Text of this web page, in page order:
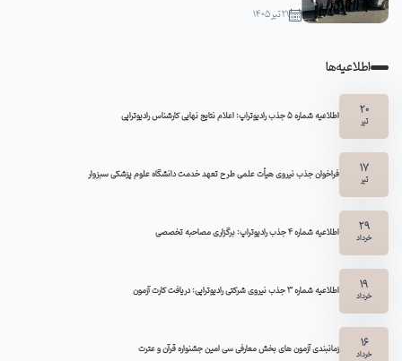
21 تیر 1405
اطلاعیه‌ها
20
تیر اطلاعیه شماره 5 جذب رادیوتراپ: اعلام نتایج نهایی کارشناس رادیوتراپی
17
تیر فراخوان جذب نیروی هیأت علمی طرح تعهد خدمت دانشگاه علوم پزشکی سبزوار
29
خرداد اطلاعیه شماره ۴ جذب رادیوتراپ: برگزاری مصاحبه تخصصی
19
خرداد اطلاعیه شماره 3 جذب نیروی شرکتی رادیوتراپی: دریافت کارت آزمون
16
خرداد زمانبندی آزمون های بخش معارفی سی امین جشنواره قرآن و عترت